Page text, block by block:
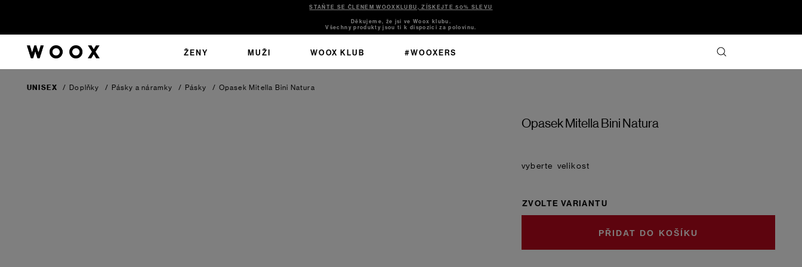
STAŇTE SE ČLENEM WOOXKLUBU, ZÍSKEJTE 50% SLEVU
Děkujeme, že jsi ve Woox klubu.
Všechny produkty jsou ti k dispozici za polovinu.
ŽENY MUŽI WOOX KLUB #WOOXERS
UNISEX / Doplňky / Pásky a náramky / Pásky / Opasek Mitella Bini Natura
Opasek Mitella Bini Natura
velikost
ZVOLTE VARIANTU
DO KOŠÍKU